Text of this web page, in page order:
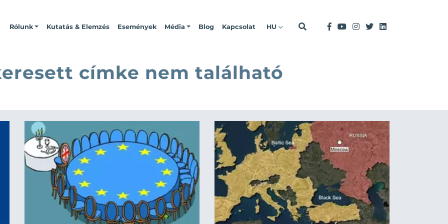
Rólunk Kutatás & Elemzés Események Média Blog Kapcsolat HU
címke nem található